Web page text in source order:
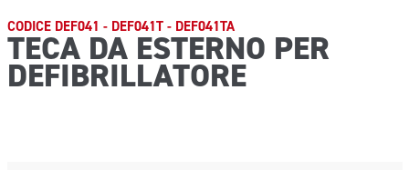
CODICE DEF041 - DEF041T - DEF041TA
TECA DA ESTERNO PER
DEFIBRILLATORE